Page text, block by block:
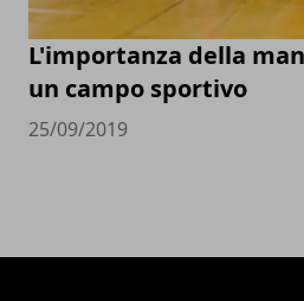
L'importanza della
un campo sportivo
25/09/2019